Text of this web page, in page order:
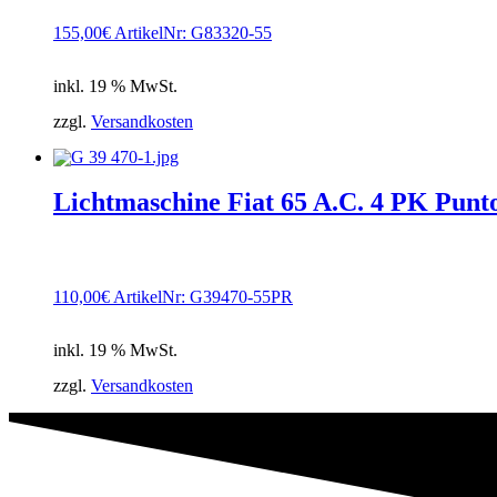
155,00€ ArtikelNr: G83320-55
inkl. 19 % MwSt.
zzgl. Versandkosten
Lichtmaschine Fiat 65 A.C. 4 PK
110,00€ ArtikelNr: G39470-55PR
inkl. 19 % MwSt.
zzgl. Versandkosten